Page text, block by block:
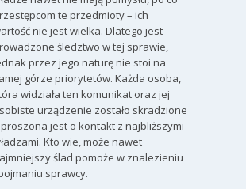
te przedmioty – ich
nie jest wielka. Dlatego jest
śledztwo w tej sprawie,
przez jego naturę nie stoi na
górze priorytetów. Każda osoba,
widziała ten komunikat oraz jej
urządzenie zostało skradzione
jest o kontakt z najbliższymi
Kto wie, może nawet
ślad pomoże w znalezieniu
sprawcy.